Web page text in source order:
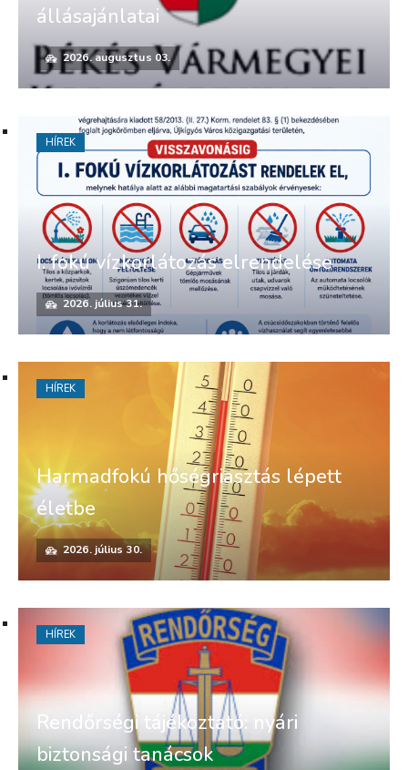
állásajánlatai
2026. augusztus 03.
I. fokú vízkorlátozás elrendelése
2026. július 31.
HÍREK
Harmadfokú hőségriasztás lépett
életbe
2026. július 30.
HÍREK
Rendőrségi tájékoztató: nyári
biztonsági tanácsok
HÍREK